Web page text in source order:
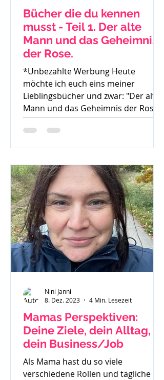
Bücher die du kennen
musst - Teil 1. Der alte
Mann und das Geheimnis
der Rose.
*Unbezahlte Werbung Heute
möchte ich euch eins meiner
Lieblingsbücher und zwar: "Der alte
Mann und das Geheimnis der Rose"
von Mark...
Mamas Perspektiven:
Deine Ziele, dein Alltag,
dein Business/Job
Als Mama hast du so viele
verschiedene Rollen und tägliche To
Nini Janni
8. Dez. 2023
4 Min. Lesezeit